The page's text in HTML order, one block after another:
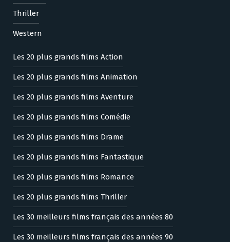
Thriller
Western
Les 20 plus grands films Action
Les 20 plus grands films Animation
Les 20 plus grands films Aventure
Les 20 plus grands films Comédie
Les 20 plus grands films Drame
Les 20 plus grands films Fantastique
Les 20 plus grands films Romance
Les 20 plus grands films Thriller
Les 30 meilleurs films français des années 80
Les 30 meilleurs films français des années 90